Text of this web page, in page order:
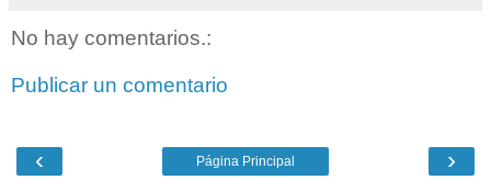
No hay comentarios.:
Publicar un comentario
‹ ›
Página Principal